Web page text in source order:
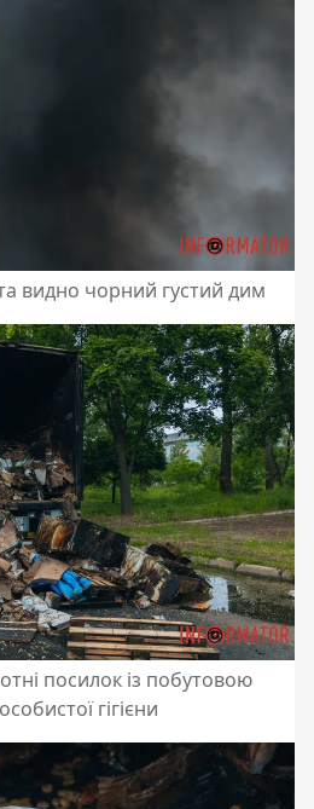
видно чорний густий дим
посилок із побутовою
гігієни